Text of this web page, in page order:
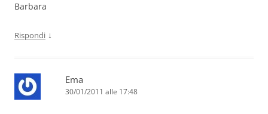
Barbara
Rispondi ↓
Ema
30/01/2011 alle 17:48